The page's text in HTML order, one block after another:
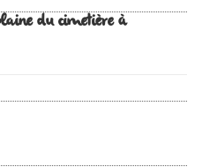
du cimetière à